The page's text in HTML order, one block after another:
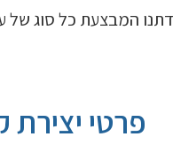
המבצעת כל סוג של
פרטי יצירת